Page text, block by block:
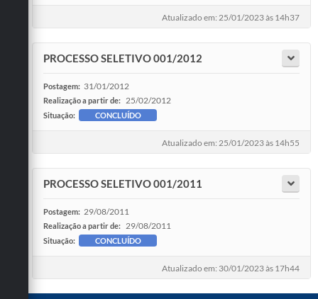
Atualizado em: 25/01/2023 às 14h37
PROCESSO SELETIVO 001/2012
Postagem: 31/01/2012
Realização a partir de: 25/02/2012
Situação: CONCLUÍDO
Atualizado em: 25/01/2023 às 14h55
PROCESSO SELETIVO 001/2011
Postagem: 29/08/2011
Realização a partir de: 29/08/2011
Situação: CONCLUÍDO
Atualizado em: 30/01/2023 às 17h44